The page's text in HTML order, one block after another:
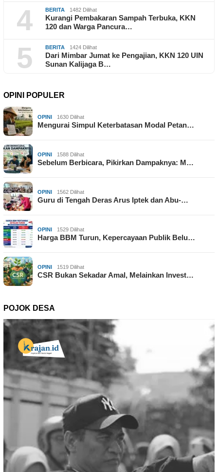
4 BERITA 1482 Dilihat
Kurangi Pembakaran Sampah Terbuka, KKN
120 dan Warga Pancura…
5 BERITA 1424 Dilihat
Dari Mimbar Jumat ke Pengajian, KKN 120 UIN
Sunan Kalijaga B…
OPINI POPULER
OPINI 1630 Dilihat
Mengurai Simpul Keterbatasan Modal Petan…
OPINI 1588 Dilihat
Sebelum Berbicara, Pikirkan Dampaknya: M…
OPINI 1562 Dilihat
Guru di Tengah Deras Arus Iptek dan Abu-…
OPINI 1529 Dilihat
Harga BBM Turun, Kepercayaan Publik Belu…
OPINI 1519 Dilihat
CSR Bukan Sekadar Amal, Melainkan Invest…
POJOK DESA